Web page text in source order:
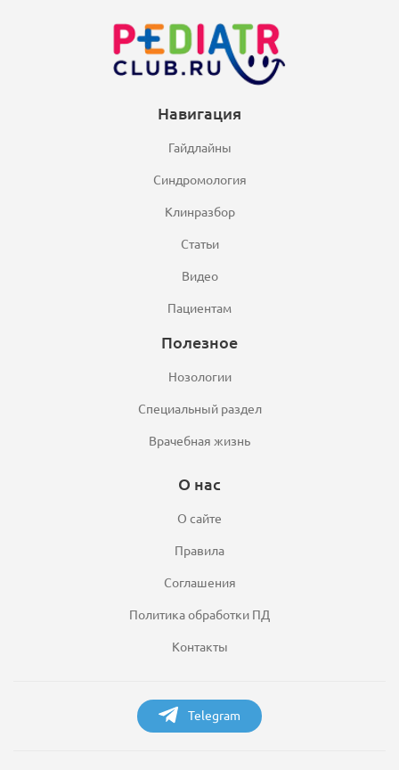
Навигация
Гайдлайны
Синдромология
Клинразбор
Статьи
Видео
Пациентам
Полезное
Нозологии
Специальный раздел
Врачебная жизнь
О нас
О сайте
Правила
Соглашения
Политика обработки ПД
Контакты
Telegram